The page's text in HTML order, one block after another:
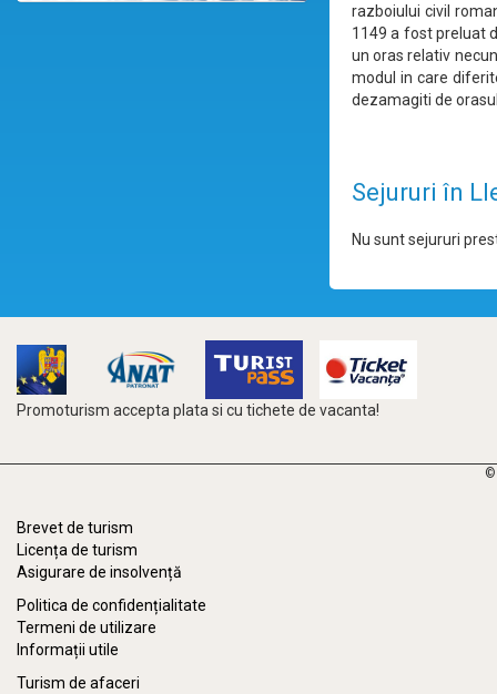
razboiului civil
1149 a fost preluat
un oras relativ
modul in care
dezamagiti de
Sejururi în
Nu sunt sejururi
Promoturism accepta plata si cu tichete de vacanta!
©
Brevet de turism
Licența de turism
Asigurare de insolvență
Politica de confidențialitate
Termeni de utilizare
Informații utile
Turism de afaceri